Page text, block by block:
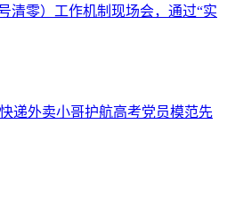
清零）工作机制现场会，通过“实
递外卖小哥护航高考党员模范先